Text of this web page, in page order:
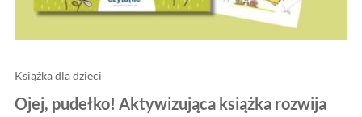
Książka dla dzieci
Ojej, pudełko! Aktywizująca książka rozwija